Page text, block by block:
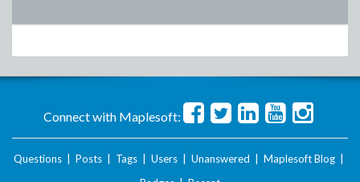
Connect with Maplesoft:
Questions Posts Tags Users Unanswered Maplesoft Blog